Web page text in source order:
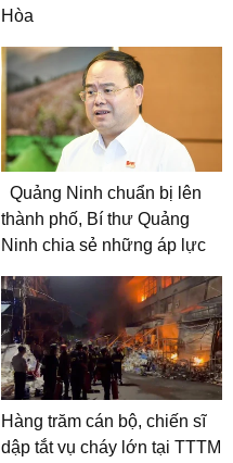
Hòa
Quảng Ninh chuẩn bị lên
thành phố, Bí thư Quảng
Ninh chia sẻ những áp lực
Hàng trăm cán bộ, chiến sĩ
dập tắt vụ cháy lớn tại TTTM